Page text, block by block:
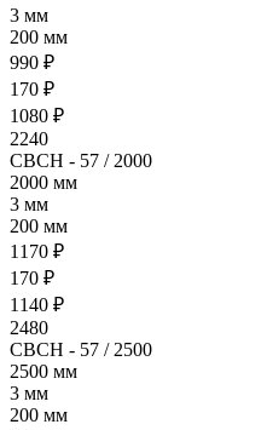
3 мм
200 мм
990 ₽
170 ₽
1080 ₽
2240
СВСН - 57 / 2000
2000 мм
3 мм
200 мм
1170 ₽
170 ₽
1140 ₽
2480
СВСН - 57 / 2500
2500 мм
3 мм
200 мм